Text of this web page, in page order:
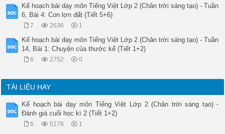
-HS viết chữ U, Ư hoa, chữ Uống và câu ứng dụng vào VTV:
“Uống nước nhớ nguồn”
10’
Hoạt động 3: Luyện viết thêm
Mục tiêu: Giúp học sinh viết đúng chữ U hoa, đọc, viết và
“Uốn cây từ̀ thuở còn non
Dạy con từ̀ thuở con còn ngây thơ.”
Phương pháp, hình thức tổ chức: Quan sát, viết mẫu, thực
Giáo viên hướng dẫn học sinh quan sát chữ mẫu, lưu ý cách
Giáo viên quan sát, chỉnh sửa chữ viết học sinh.
“Uốn cây từ̀ thuở còn non
Dạy con từ̀ thuở con còn ngây thơ.”
HS viết chữ U, Ư hoa, chữ Uống và câu ca dao vào VTV:
Kế hoạch bài dạy môn Tiếng Việt Lớp 2 (Chân trời sáng tạo) - Tuần
6, Bài 4: Con lợn đất (Tiết 5+6)
7 2636 1
Kế hoạch bài dạy môn Tiếng Việt Lớp 2 (Chân trời sáng tạo) - Tuần
14, Bài 1: Chuyện của thước kể (Tiết 1+2)
6 2752 0
TÀI LIỆU HAY
Kế hoạch bài dạy môn Tiếng Việt Lớp 2 (Chân trời sáng tạo) -
Đánh giá cuối học kì 2 (Tiết 1+2)
6 5178 1